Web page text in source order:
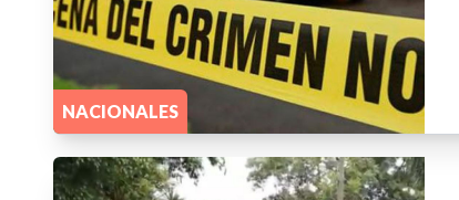
NACIONALES